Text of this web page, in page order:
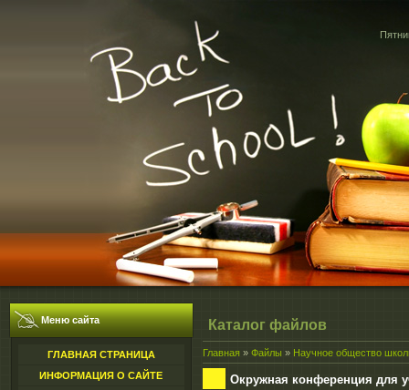
Меню сайта
ГЛАВНАЯ СТРАНИЦА
ИНФОРМАЦИЯ О САЙТЕ
Каталог файлов
Главная » Файлы » Научное общество
Окружная конференция для